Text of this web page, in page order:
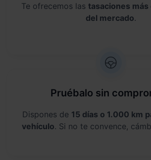
Te ofrecemos las tasaciones
del mercado.
Pruébalo sin
Dispones de 15 días o 1.000 km
vehículo. Si no te convence,